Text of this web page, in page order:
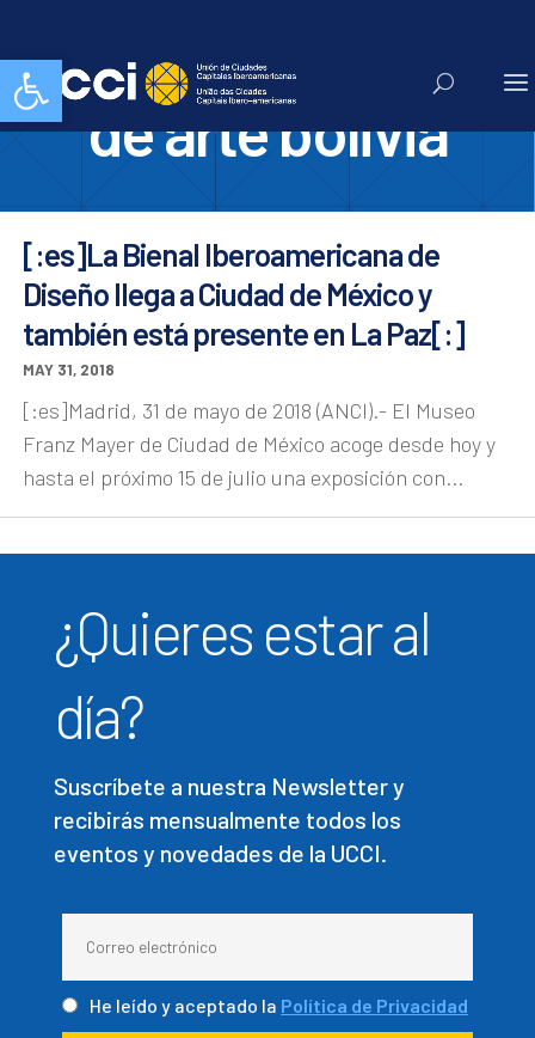
Abrir barra de herramientas
museo nacional
de arte bolivia
[:es]La Bienal Iberoamericana de
Diseño llega a Ciudad de México y
también está presente en La Paz[:]
MAY 31, 2018
[:es]Madrid, 31 de mayo de 2018 (ANCI).- El Museo
Franz Mayer de Ciudad de México acoge desde hoy y
hasta el próximo 15 de julio una exposición con...
¿Quieres estar al
día?
Suscríbete a nuestra Newsletter y
recibirás mensualmente todos los
eventos y novedades de la UCCI.
He leído y aceptado la Política de Privacidad